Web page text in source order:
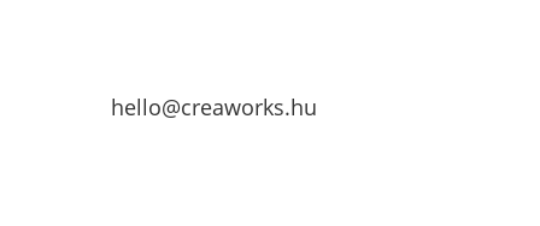
hello@creaworks.hu